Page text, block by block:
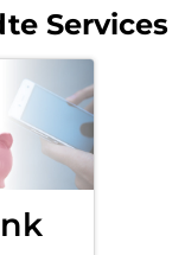
Services